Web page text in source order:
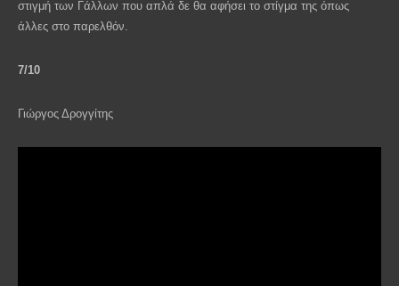
στιγμή των Γάλλων που απλά δε θα αφήσει το στίγμα της όπως
άλλες στο παρελθόν.
7/10
Γιώργος Δρογγίτης